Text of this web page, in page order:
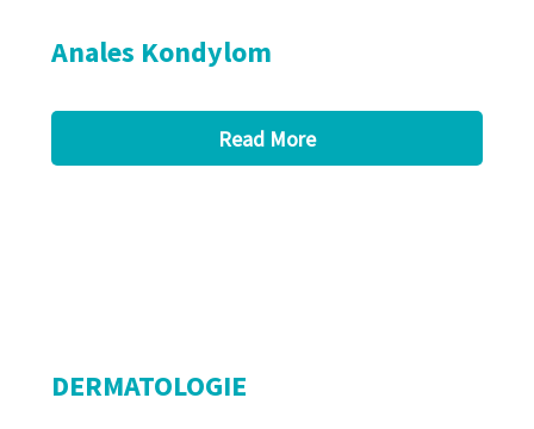
Anales Kondylom
Read More
DERMATOLOGIE